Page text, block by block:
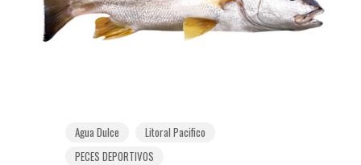
Agua Dulce
Litoral Pacifico
PECES DEPORTIVOS